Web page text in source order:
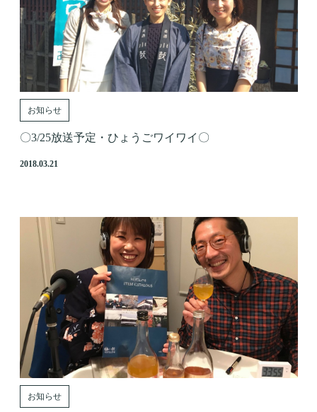
お知らせ
〇3/25放送予定・ひょうごワイワイ〇
2018.03.21
お知らせ